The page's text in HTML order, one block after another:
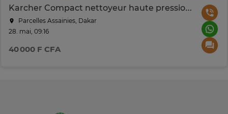
Karcher Compact nettoyeur haute pression électrique jaune
Parcelles Assainies, Dakar
28. mai, 09:16
40 000 F CFA